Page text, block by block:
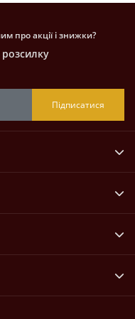
про акції і знижки?
Підписатися